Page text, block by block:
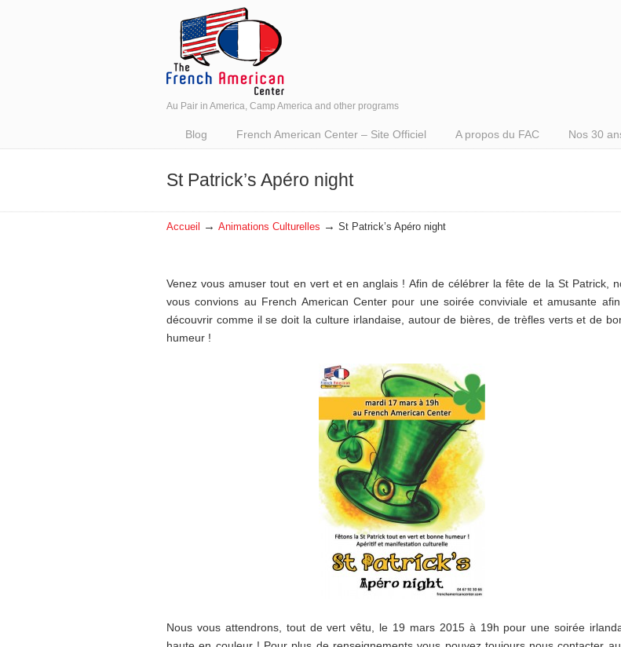
Au Pair in America, Camp America and other programs
Blog French American Center – Site Officiel A propos du FAC Nos 30
St Patrick’s Apéro night
Accueil → Animations Culturelles → St Patrick’s Apéro night
Venez vous amuser tout en vert et en anglais ! Afin de célébrer la fête de la St Patrick,
vous convions au French American Center pour une soirée conviviale et amusante
découvrir comme il se doit la culture irlandaise, autour de bières, de trèfles verts et de
humeur !
Nous vous attendrons, tout de vert vêtu, le 19 mars 2015 à 19h pour une soirée